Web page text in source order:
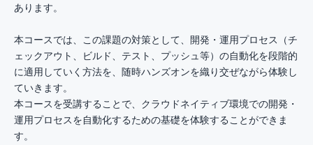
あります。
本コースでは、この課題の対策として、開発・運用プロセス（チ
ェックアウト、ビルド、テスト、プッシュ等）の自動化を段階的
に適用していく方法を、随時ハンズオンを織り交ぜながら体験し
ていきます。
本コースを受講することで、クラウドネイティブ環境での開発・
運用プロセスを自動化するための基礎を体験することができま
す。